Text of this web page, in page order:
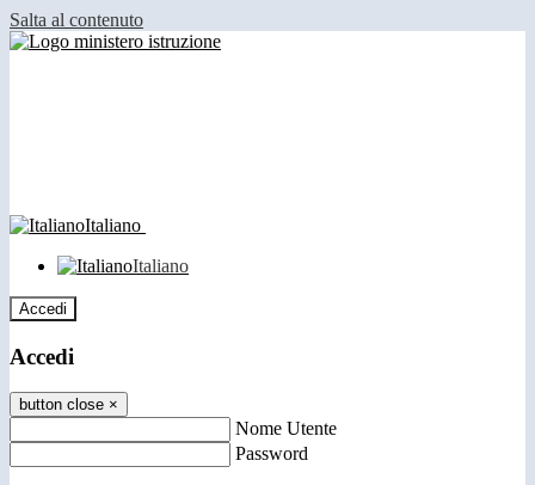
Salta al contenuto
Italiano
Italiano
Accedi
Accedi
button close ×
Nome Utente
Password